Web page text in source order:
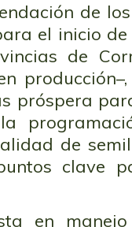
de
el inicio
de
próspera
de
clave
en